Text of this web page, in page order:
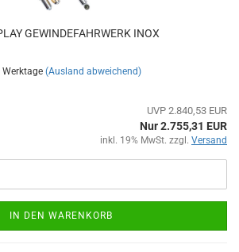
GEWINDEFAHRWERK INOX
(Ausland abweichend)
UVP 2.840,53 EUR
Nur 2.755,31 EUR
inkl. 19% MwSt. zzgl. Versand
IN DEN WARENKORB